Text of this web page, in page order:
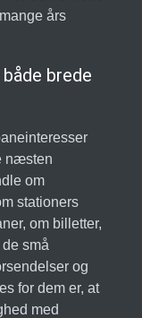
års
brede
næsten
om
stationers
om billetter,
små
og
for dem er, at
med